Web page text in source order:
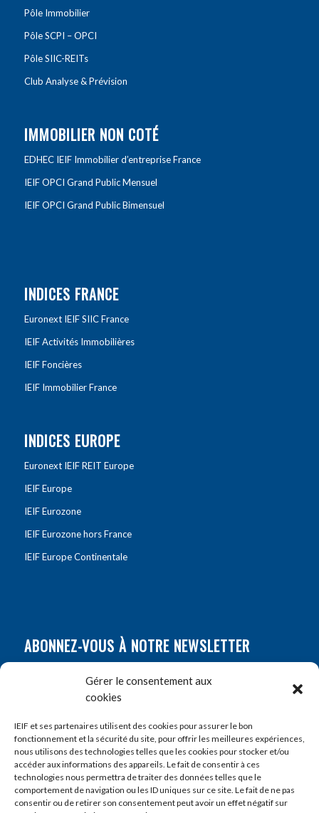
Gérer le consentement aux
cookies
IEIF et ses partenaires utilisent des cookies pour assurer le bon
fonctionnement et la sécurité du site, pour offrir les meilleures expériences,
nous utilisons des technologies telles que les cookies pour stocker et/ou
accéder aux informations des appareils. Le fait de consentir à ces
technologies nous permettra de traiter des données telles que le
comportement de navigation ou les ID uniques sur ce site. Le fait de ne pas
consentir ou de retirer son consentement peut avoir un effet négatif sur
Pôle Immobilier
Pôle SCPI – OPCI
Pôle SIIC-REITs
Club Analyse & Prévision
IMMOBILIER NON COTÉ
EDHEC IEIF Immobilier d’entreprise France
IEIF OPCI Grand Public Mensuel
IEIF OPCI Grand Public Bimensuel
INDICES FRANCE
Euronext IEIF SIIC France
IEIF Activités Immobilières
IEIF Foncières
IEIF Immobilier France
INDICES EUROPE
Euronext IEIF REIT Europe
IEIF Europe
IEIF Eurozone
IEIF Eurozone hors France
IEIF Europe Continentale
ABONNEZ-VOUS À NOTRE NEWSLETTER
Prénom*
E-mail*